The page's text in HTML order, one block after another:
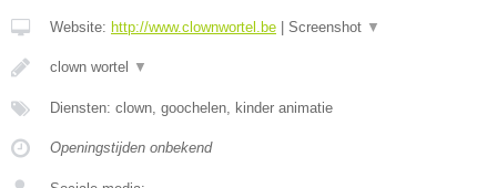
Website: http://www.clownwortel.be Screenshot ▼
clown wortel ▼
Diensten: clown, goochelen, kinder animatie
Openingstijden onbekend